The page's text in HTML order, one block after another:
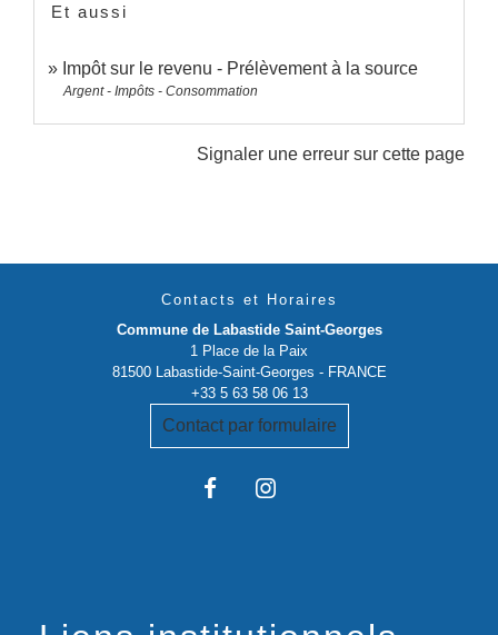
Et aussi
Impôt sur le revenu - Prélèvement à la source
Argent - Impôts - Consommation
Signaler une erreur sur cette page
Contacts et Horaires
Commune de Labastide Saint-Georges
1 Place de la Paix
81500 Labastide-Saint-Georges - FRANCE
+33 5 63 58 06 13
Contact par formulaire